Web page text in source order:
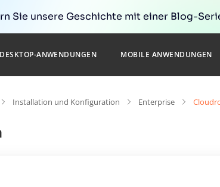
Sie unsere Geschichte mit einer Blog-
DESKTOP-ANWENDUNGEN MOBILE ANWENDUNGEN
Installation und Konfiguration Enterprise